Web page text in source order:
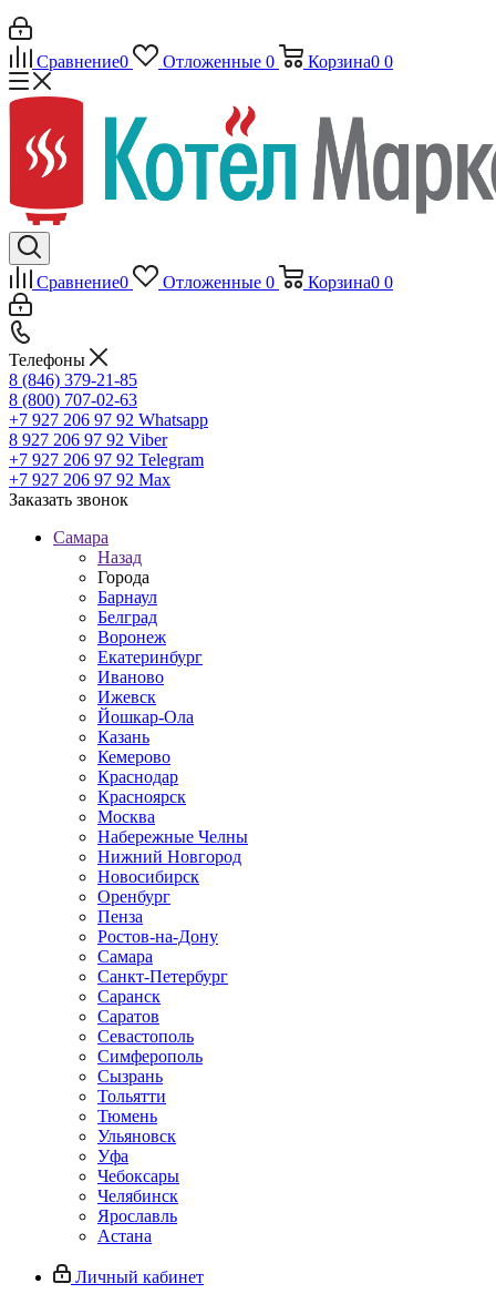
Сравнение0 Отложенные 0 Корзина0 0
Сравнение0 Отложенные 0 Корзина0 0
Телефоны
8 (846) 379-21-85
8 (800) 707-02-63
+7 927 206 97 92 Whatsapp
8 927 206 97 92 Viber
+7 927 206 97 92 Telegram
+7 927 206 97 92 Max
Заказать звонок
Самара
Назад
Города
Барнаул
Белград
Воронеж
Екатеринбург
Иваново
Ижевск
Йошкар-Ола
Казань
Кемерово
Краснодар
Красноярск
Москва
Набережные Челны
Нижний Новгород
Новосибирск
Оренбург
Пенза
Ростов-на-Дону
Самара
Санкт-Петербург
Саранск
Саратов
Севастополь
Симферополь
Сызрань
Тольятти
Тюмень
Ульяновск
Уфа
Чебоксары
Челябинск
Ярославль
Астана
Личный кабинет